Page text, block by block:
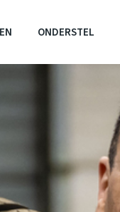
ONDERSTEL